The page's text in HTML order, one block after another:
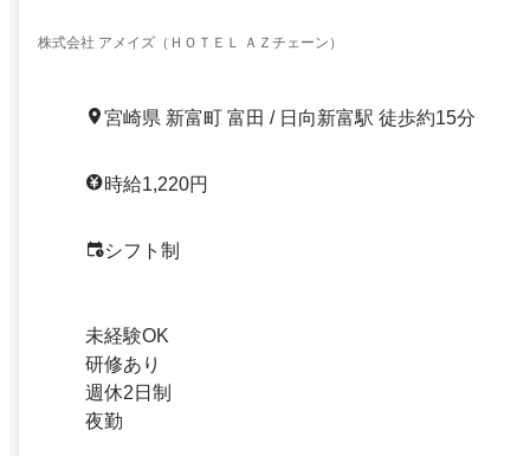
株式会社 アメイズ（ＨＯＴＥＬ ＡＺチェーン）
宮崎県 新富町 富田 / 日向新富駅 徒歩約15分
時給1,220円
シフト制
未経験OK
研修あり
週休2日制
夜勤